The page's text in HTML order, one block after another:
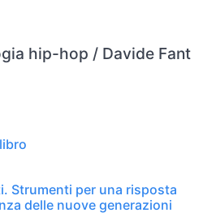
hip-hop / Davide Fant
Strumenti per una risposta
delle nuove generazioni